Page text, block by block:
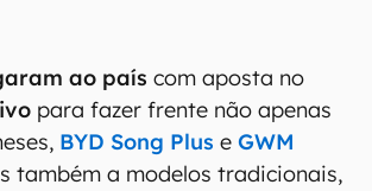
ao país com aposta no
para fazer frente não apenas
BYD Song Plus e GWM
também a modelos tradicionais,